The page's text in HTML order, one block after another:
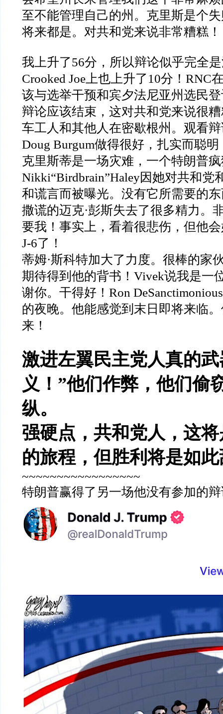
至不能管理自己的州。克里斯是个
将来都是。对共和党来说非常糟糕！
我上升了56分，所以辩论似乎完全
Crooked Joe 上也上升了 10分！ RNC
该与选举干预和宾夕法尼亚州选民
辩论应该结束，这对共和党来说很
车工人和其他人在密歇根州。观看
Doug Burgum做得很好，扎实而聪
克里斯蒂是一场灾难，一个特朗普
Nikki“Birdbrain”Haley因她对共和党
和谎言而被曝光。没有它所需要的
撒谎的迈克·彭斯失去了很多精力。
要我！事实上，看着很悲伤，但他
J-6了！
蒂姆·斯科特加大了力度。很棒的家
期待得到他的背书！ Vivek说我是一
谢你。干得好！ Ron DeSanctimonious
的夜晚。他能感觉到末日即将来临
来！
激进左翼民主党人真的
义！ ”他们作弊，他们偷
纵。
强硬点，共和党人，这
的旅程，但胜利将是如
~~~~~~~~~~~~~~~~~
特朗普赢得了另一场他没有参加的